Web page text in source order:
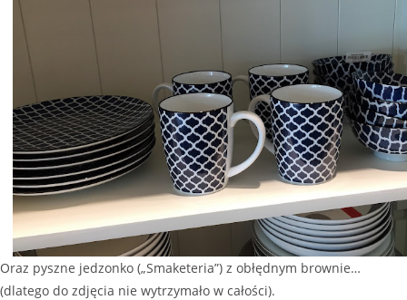
Oraz pyszne jedzonko („Smaketeria”) z obłędnym brownie…
(dlatego do zdjęcia nie wytrzymało w całości).